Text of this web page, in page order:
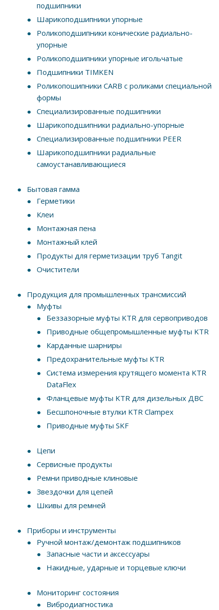
подшипники
Шарикоподшипники упорные
Роликоподшипники конические радиально-
упорные
Роликоподшипники упорные игольчатые
Подшипники TIMKEN
Роликопошипники CARB с роликами специальной
формы
Специализированные подшипники
Шарикоподшипники радиально-упорные
Специализированные подшипники PEER
Шарикоподшипники радиальные
самоустанавливающиеся
Бытовая гамма
Герметики
Клеи
Монтажная пена
Монтажный клей
Продукты для герметизации труб Tangit
Очистители
Продукция для промышленных трансмиссий
Муфты
Беззазорные муфты KTR для сервоприводов
Приводные общепромышленные муфты KTR
Карданные шарниры
Предохранительные муфты KTR
Система измерения крутящего момента KTR
DataFlex
Фланцевые муфты KTR для дизельных ДВС
Бесшпоночные втулки KTR Clampex
Приводные муфты SKF
Цепи
Сервисные продукты
Ремни приводные клиновые
Звездочки для цепей
Шкивы для ремней
Приборы и инструменты
Ручной монтаж/демонтаж подшипников
Запасные части и аксессуары
Накидные, ударные и торцевые ключи
Мониторинг состояния
Вибродиагностика